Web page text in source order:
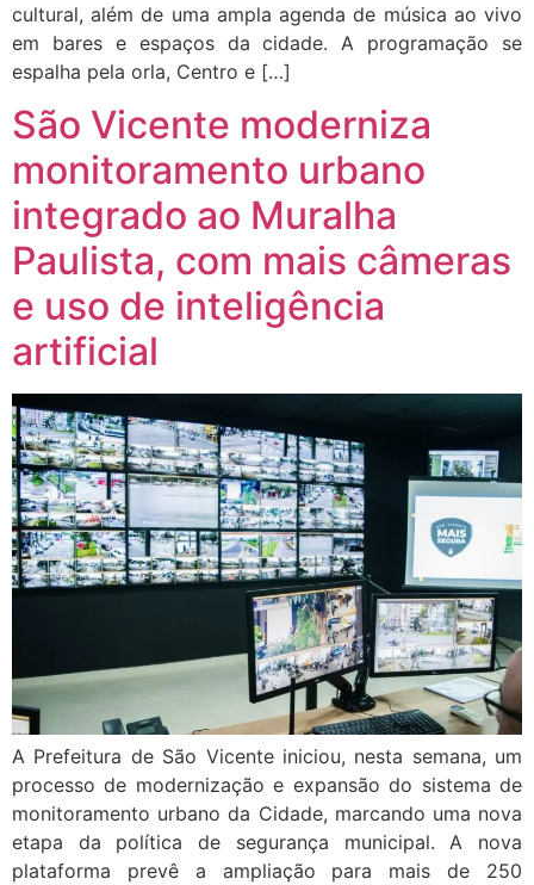
cultural, além de uma ampla agenda de música ao vivo
em bares e espaços da cidade. A programação se
espalha pela orla, Centro e […]
São Vicente moderniza
monitoramento urbano
integrado ao Muralha
Paulista, com mais câmeras
e uso de inteligência
artificial
A Prefeitura de São Vicente iniciou, nesta semana, um
processo de modernização e expansão do sistema de
monitoramento urbano da Cidade, marcando uma nova
etapa da política de segurança municipal. A nova
plataforma prevê a ampliação para mais de 250